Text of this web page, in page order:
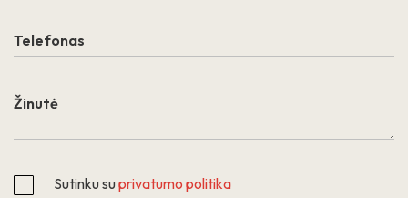
Sutinku suprivatumo politika